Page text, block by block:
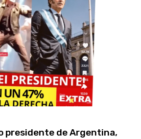
presidente de Argentina,